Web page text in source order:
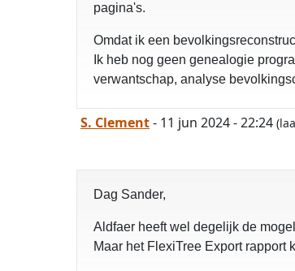
pagina's.
Omdat ik een
Ik heb nog geen genealogie
verwantschap, analyse
S. Clement- 11 jun 2024 - 22:24
Dag Sander,
Aldfaer heeft wel degelijk de
Maar het FlexiTree Export rapport